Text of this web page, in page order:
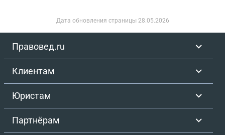
Дата обновления страницы 28.05.2026
Правовед.ru
Клиентам
Юристам
Партнёрам